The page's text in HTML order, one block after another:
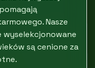
Nasze
są cenione za